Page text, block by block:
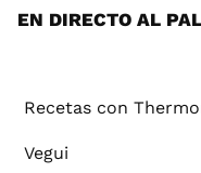
EN DIRECTO AL
Recetas con
Vegui